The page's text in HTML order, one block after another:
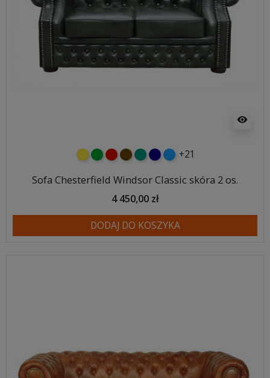
visibility
żółtyzielonyczerwony
czekoladowy
turkusowy
granatowy
niebieski
+21
Sofa Chesterfield Windsor Classic skóra 2 os.
4 450,00 zł
DODAJ DO KOSZYKA